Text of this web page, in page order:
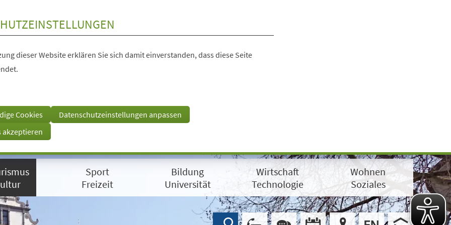
dieser Website erklären Sie sich damit einverstanden, dass diese Seite
Cookies
Datenschutzeinstellungen anpassen
akzeptieren
Sport
Freizeit
Bildung
Universität
Wirtschaft
Technologie
Wohnen
Soziales